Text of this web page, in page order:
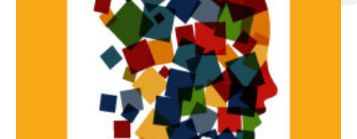
Tracce dinamiche
Tracce Dinamiche è una rassegna di teatro
d’innovazione e sperimentale.
Continua